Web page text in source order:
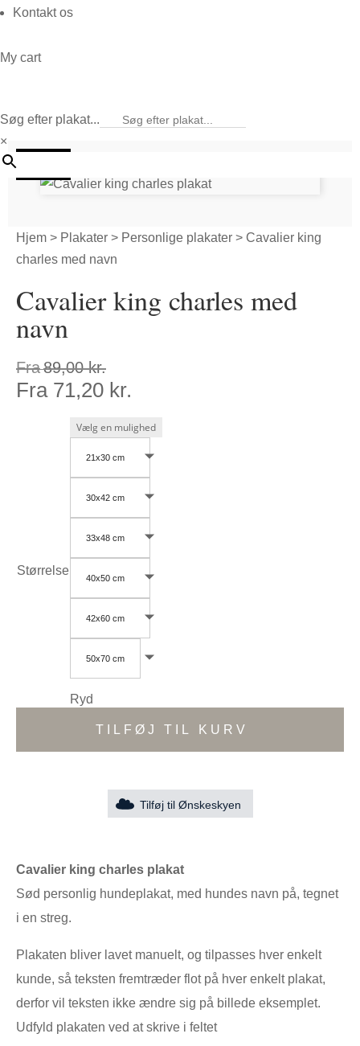
Kontakt os
My cart
Søg efter plakat...
×
Hjem > Plakater > Personlige plakater > Cavalier king
charles med navn
Cavalier king charles med
navn
Fra89,00kr.
Fra 71,20 kr.
Størrelse
21x30 cm
30x42 cm
33x48 cm
40x50 cm
42x60 cm
50x70 cm
Ryd
TILFØJ TIL KURV
Tilføj til Ønskeskyen
Cavalier king charles plakat
Sød personlig hundeplakat, med hundes navn på, tegnet
i en streg.
Plakaten bliver lavet manuelt, og tilpasses hver enkelt
kunde, så teksten fremtræder flot på hver enkelt plakat,
derfor vil teksten ikke ændre sig på billede eksemplet.
Udfyld plakaten ved at skrive i feltet